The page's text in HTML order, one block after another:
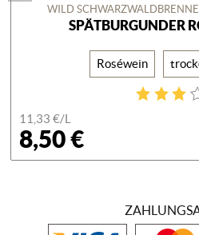
WILD
SPÄTBURGUNDER
Roséwein
11,33 €/L
8,50 €